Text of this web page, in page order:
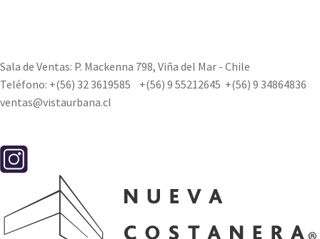
Sala de Ventas: P. Mackenna 798, Viña del Mar - Chile
Teléfono: +(56) 32 3619585 +(56) 9 55212645 +(56) 9 34864836
ventas@vistaurbana.cl